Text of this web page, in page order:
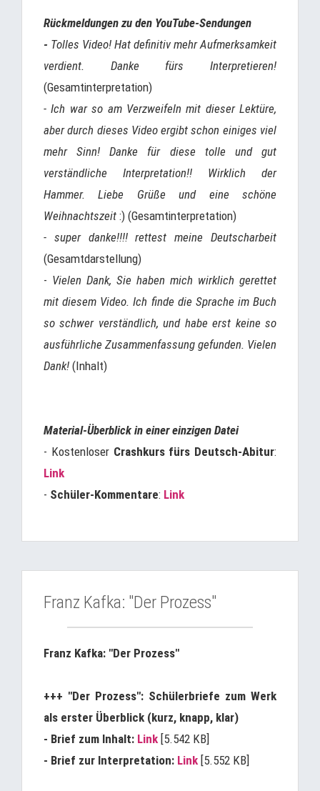
Rückmeldungen zu den YouTube-Sendungen
- Tolles Video! Hat definitiv mehr Aufmerksamkeit
verdient. Danke fürs Interpretieren!
(Gesamtinterpretation)
- Ich war so am Verzweifeln mit dieser Lektüre,
aber durch dieses Video ergibt schon einiges viel
mehr Sinn! Danke für diese tolle und gut
verständliche Interpretation!! Wirklich der
Hammer. Liebe Grüße und eine schöne
Weihnachtszeit :) (Gesamtinterpretation)
- super danke!!!! rettest meine Deutscharbeit
(Gesamtdarstellung)
- Vielen Dank, Sie haben mich wirklich gerettet
mit diesem Video. Ich finde die Sprache im Buch
so schwer verständlich, und habe erst keine so
ausführliche Zusammenfassung gefunden. Vielen
Dank! (Inhalt)
Material-Überblick in einer einzigen Datei
- Kostenloser Crashkurs fürs Deutsch-Abitur:
Link
- Schüler-Kommentare: Link
Franz Kafka: "Der Prozess"
Franz Kafka: "Der Prozess"
+++ "Der Prozess": Schülerbriefe zum Werk
als erster Überblick (kurz, knapp, klar)
- Brief zum Inhalt: Link [5.542 KB]
- Brief zur Interpretation: Link [5.552 KB]